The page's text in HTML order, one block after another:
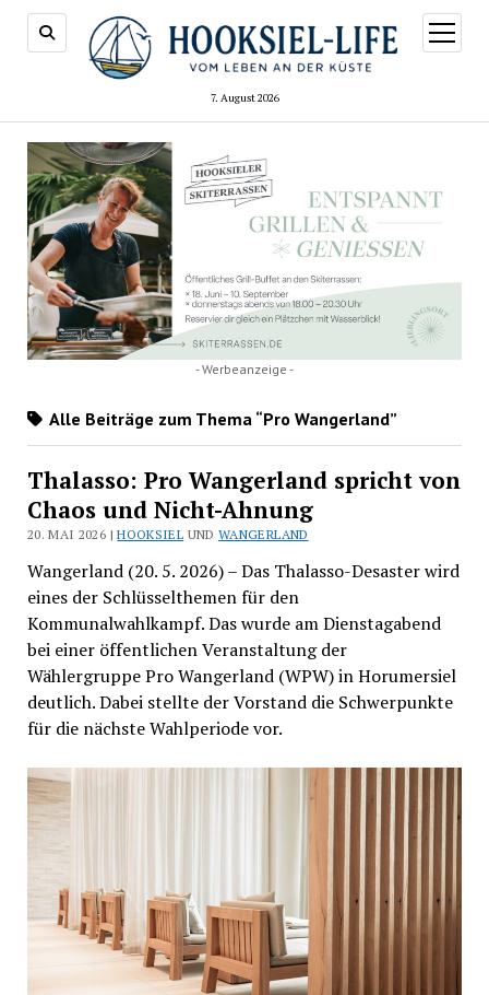
7. August 2026
Menü
öffnen
- Werbeanzeige -
Alle Beiträge zum Thema “Pro Wangerland”
Thalasso: Pro Wangerland spricht von
Chaos und Nicht-Ahnung
20. MAI 2026 |HOOKSIEL UND WANGERLAND
Wangerland (20. 5. 2026) – Das Thalasso-Desaster wird
eines der Schlüsselthemen für den
Kommunalwahlkampf. Das wurde am Dienstagabend
bei einer öffentlichen Veranstaltung der
Wählergruppe Pro Wangerland (WPW) in Horumersiel
deutlich. Dabei stellte der Vorstand die Schwerpunkte
für die nächste Wahlperiode vor.